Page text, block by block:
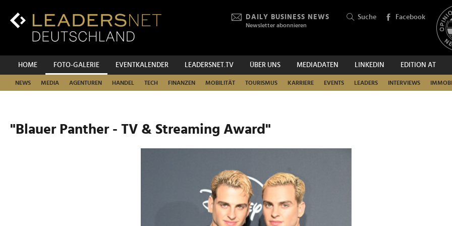
Inhalt
Hauptnavigation
DAILY BUSINESS NEWS
Newsletter abonnieren
Suche Facebook
HOME FOTO-GALERIE EVENTKALENDER LEADERSNET.TV ÜBER UNS MEDIADATEN LINKEDIN EDITION AT
NEWS MEDIA AGENTUREN HANDEL TECH FINANZEN MOBILITÄT TOURISMUS KARRIERE EVENTS LEADERS INTERVIEWS
SUCHEN
"Blauer Panther - TV & Streaming Award"